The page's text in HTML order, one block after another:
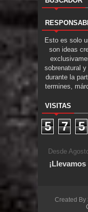
Esto es solo
son ideas
sobrenatural
durante la
termines,
VISITAS
5 7 5
Desde
Created By